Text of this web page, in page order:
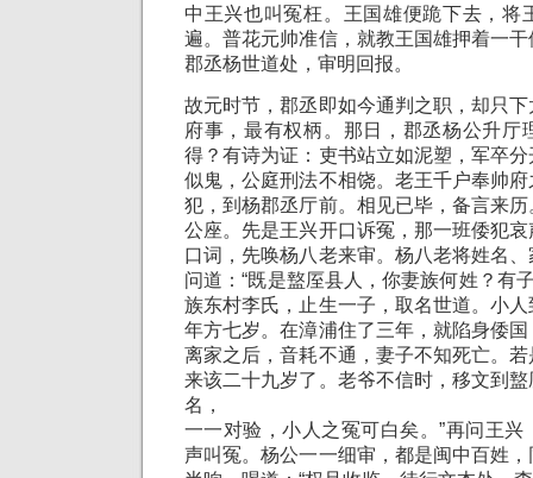
中王兴也叫冤枉。王国雄便跪下去，将
遍。普花元帅准信，就教王国雄押着一
郡丞杨世道处，审明回报。
故元时节，郡丞即如今通判之职，却只
府事，最有权柄。那日，郡丞杨公升厅
得？有诗为证：吏书站立如泥塑，军卒
似鬼，公庭刑法不相饶。老王千户奉帅
犯，到杨郡丞厅前。相见已毕，备言来
公座。先是王兴开口诉冤，那一班倭犯
口词，先唤杨八老来审。杨八老将姓名
问道：“既是盩厔县人，你妻族何姓？有
族东村李氏，止生一子，取名世道。小
年方七岁。在漳浦住了三年，就陷身倭
离家之后，音耗不通，妻子不知死亡。
来该二十九岁了。老爷不信时，移文到
名，
一一对验，小人之冤可白矣。”再问王
声叫冤。杨公一一细审，都是闽中百姓